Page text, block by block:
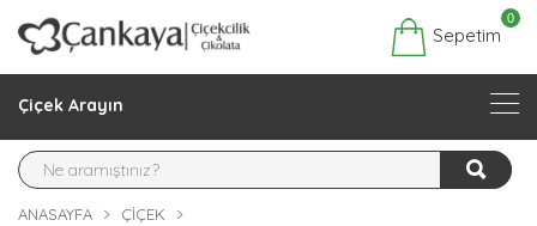
Sepetim
0
Çiçek Arayın
ANASAYFA
ÇIÇEK